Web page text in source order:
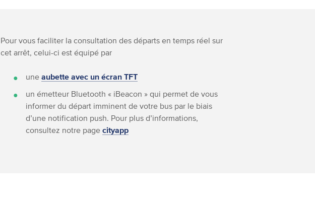
Pour vous faciliter la consultation des départs en temps réel sur
cet arrêt, celui-ci est équipé par
uneaubette avec un écran TFT
un émetteur Bluetooth « iBeacon » qui permet de vous
informer du départ imminent de votre bus par le biais
d’une notification push. Pour plus d’informations,
consultez notre pagecityapp